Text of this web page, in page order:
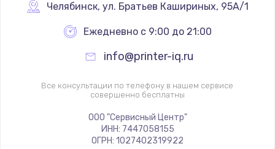
Челябинск, ул. Братьев Кашириных, 95А/1
Ежедневно с 9:00 до 21:00
info@printer-iq.ru
Все консультации по телефону в нашем сервисе
совершенно бесплатны
ООО "Сервисный Центр"
ИНН: 7447058155
ОГРН: 1027402319922